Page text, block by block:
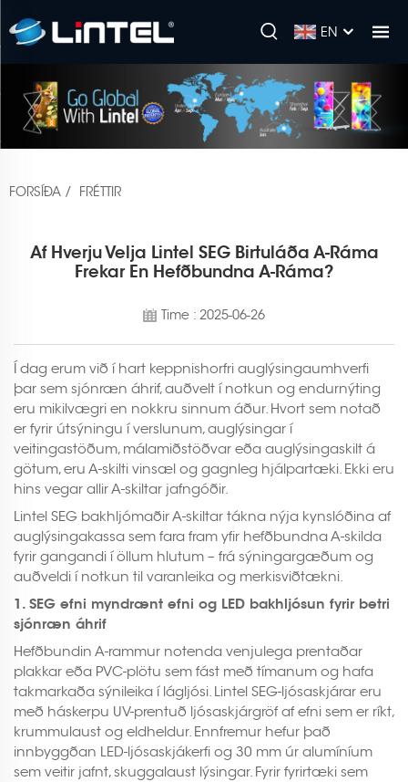
EN
FORSÍÐA / FRÉTTIR
Af Hverju Velja Lintel SEG Birtuláða A-Ráma
Frekar En Hefðbundna A-Ráma?
Time : 2025-06-26
Í dag erum við í hart keppnishorfri auglýsingaumhverfi
þar sem sjónræn áhrif, auðvelt í notkun og endurnýting
eru mikilvægri en nokkru sinnum áður. Hvort sem notað
er fyrir útsýningu í verslunum, auglýsingar í
veitingastöðum, málamiðstöðvar eða auglýsingaskilt á
götum, eru A-skilti vinsæl og gagnleg hjálpartæki. Ekki eru
hins vegar allir A-skiltar jafngóðir.
Lintel SEG bakhljómaðir A-skiltar tákna nýja kynslóðina af
auglýsingakassa sem fara fram yfir hefðbundna A-skilda
fyrir gangandi í öllum hlutum – frá sýningargæðum og
auðveldi í notkun til varanleika og merkisviðtækni.
1. SEG efni myndrænt efni og LED bakhljósun fyrir betri
sjónræn áhrif
Hefðbundin A-rammur notenda venjulega prentaðar
plakkar eða PVC-plötu sem fást með tímanum og hafa
takmarkaða sýnileika í lágljósi. Lintel SEG-ljósaskjárar eru
með háskerpu UV-prentuð ljósaskjárgröf af efni sem er ríkt,
krummulaust og eldheldur. Ennfremur hefur það
innbyggðan LED-ljósaskjákerfi og 30 mm úr alumíníum
sem veitir jafnt, skuggalaust lýsingar. Fyrir fyrirtæki sem